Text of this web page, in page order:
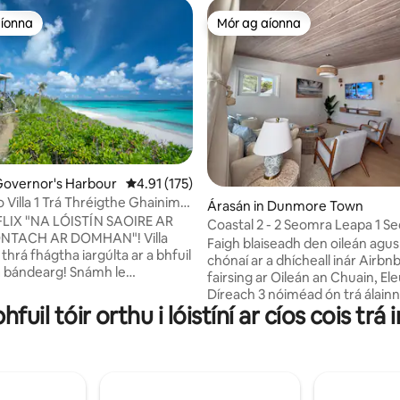
léirmheas
Harbour Meánrátáil 4.91 as 5, 175 léirmheas
4.91 (175)
Villa 1 Trá Thréigthe Ghainimh
Fásta
"NA LÓISTÍN SAOIRE AR
AR DOMHAN"! Villa
fhágtha iargúlta ar a bhfuil
Snámh le
'saoirse'! Parthas
barántúil oileáin thrópaigh
Mór ag aíonna
Mór ag aíonna
Árasán in Dunmore Town
Coastal 2 - 2 Seomra Leapa 1
Folctha Céimeanna go Trá
Bháin
Faigh blaiseadh den oileán
chónaí ar a dhícheall inár
fairsing ar Oileán an Chuain,
Díreach 3 nóiméad ón trá álainn
bháid agus céimeanna ó
tá spás codlata do 4 dhuine ar
Suí. Bain sult as 2 theilifíseán
tóir orthu i lóistíní ar cíos cois trá